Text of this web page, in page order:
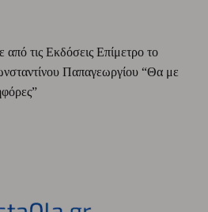
τις Εκδόσεις Επίμετρο το
Παπαγεωργίου “Θα με